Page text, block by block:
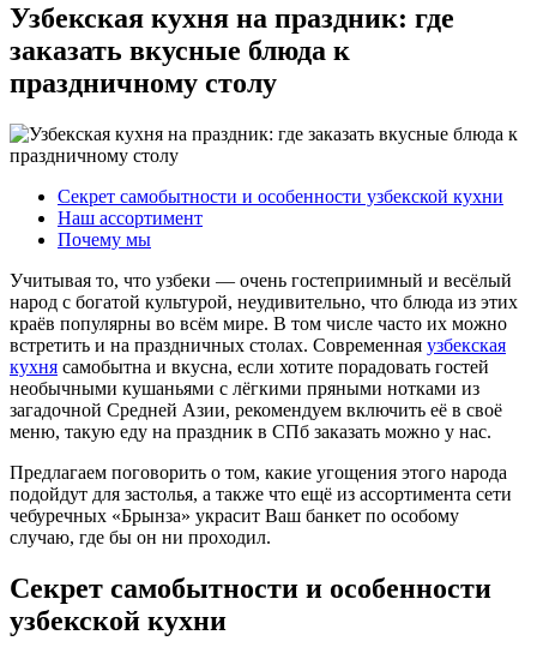
Узбекская кухня на праздник: где
заказать вкусные блюда к
праздничному столу
Секрет самобытности и особенности узбекской кухни
Наш ассортимент
Почему мы
Учитывая то, что узбеки — очень гостеприимный и весёлый
народ с богатой культурой, неудивительно, что блюда из этих
краёв популярны во всём мире. В том числе часто их можно
встретить и на праздничных столах. Современная узбекская
кухня самобытна и вкусна, если хотите порадовать гостей
необычными кушаньями с лёгкими пряными нотками из
загадочной Средней Азии, рекомендуем включить её в своё
меню, такую еду на праздник в СПб заказать можно у нас.
Предлагаем поговорить о том, какие угощения этого народа
подойдут для застолья, а также что ещё из ассортимента сети
чебуречных «Брынза» украсит Ваш банкет по особому
случаю, где бы он ни проходил.
Секрет самобытности и особенности
узбекской кухни